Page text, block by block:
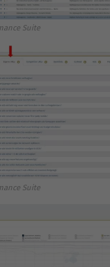
Suite
Suite